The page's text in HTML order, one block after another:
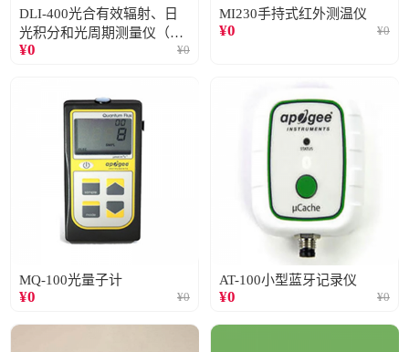
DLI-400光合有效辐射、日
光积分和光周期测量仪（仅
阳光）
¥0 ¥0
MI230手持式红外测温仪
¥0 ¥0
MQ-100光量子计
¥0 ¥0
AT-100小型蓝牙记录仪
¥0 ¥0